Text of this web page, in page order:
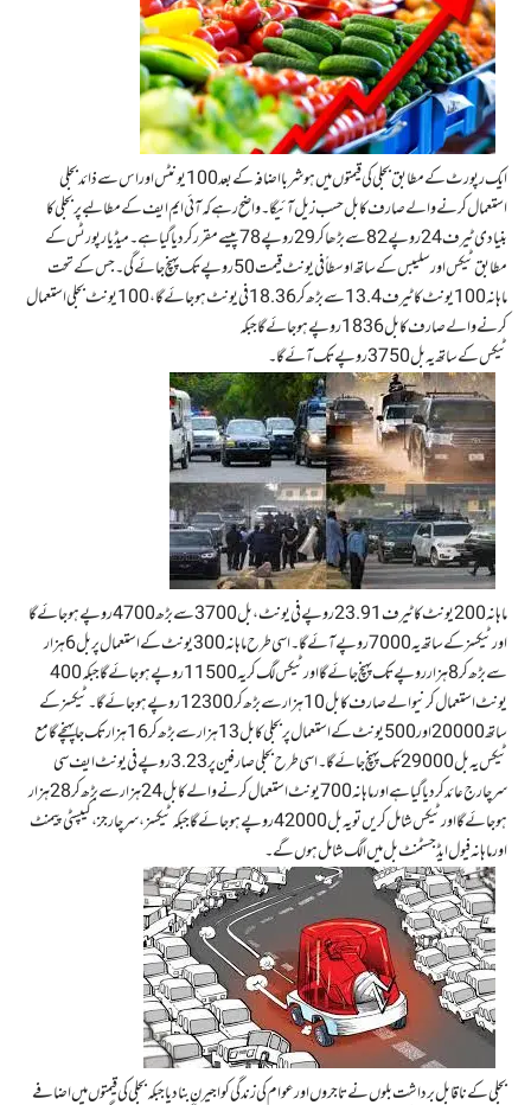
ایک رپورٹ کے مطابق بجلی کی قیمتوں میں ہوشربا اضافہ کے بعد 100 یونٹس اوراس سے ذائد بجلی
استعمال کرنے والے صارف کا بل حسب زیل آئیگا۔واضح رہے کہ آئی ایم ایف کے مطالبے پر بجلی کا
بنیادی ٹیرف 24 روپے 82 سےبڑھا کر29 روپے78 پیسے مقرر کردیا گیا ہے۔میڈیا رپورٹس کے
مطابق ٹیکس اور سلیبس کے ساتھ اوسطاً فی یونٹ قیمت 50 روپے تک پہنچ جائے گی۔ جس کے تحت
ماہانہ 100 یونٹ کا ٹیرف 13.4 سے بڑھ کر 18.36 فی یونٹ ہو جائے گا ، 100 یونٹ بجلی استعمال
کرنے والے صارف کا بل 1836روپے ہو جائے گا جبکہ
ٹیکس کے ساتھ یہ بل 3750 روپے تک آئے گا ۔
ماہانہ 200 یونٹ کا ٹیرف 23.91روپے فی یونٹ، بل 3700 سےبڑھ 4700 روپےہوجائےگا
اور ٹیكسز کے ساتھ یہ 7000 روپے آئے گا ۔اسی طرح ماہانہ 300 یونٹ کے استعمال پر بل 6 ہزار
سے بڑھ کر 8 ہزار روپےتک پہنچ جائے گا اور ٹیکس لگ کر یہ 11500 روپے ہو جائے گا جبکہ 400
یونٹ استعمال کرنیوالے صارف کا بل 10 ہزار سے بڑھ کر 12300 روپے ہو جائے گا۔ ٹیكسز کے
ساتھ 20000 اور 500 یونٹ کے استعمال پر بجلی کا بل 13 ہزار سے بڑھ کر 16 ہزار تک جا پہنچے گا مع
ٹیکس یہ بل 29000 تک پہنچ جائے گا ۔اسی طرح بجلی صارفین پر 3.23 روپے فی یونٹ ایف سی
سرچارج عائد کر دیا گیا ہے اور ماہانہ 700 یونٹ استعمال کرنے والے کا بل 24 ہزار سے بڑھ کر 28 ہزار
ہو جائے گا اور ٹیکس شامل کریں تو یہ بل 42000 روپے ہو جائے گا جبکہ ٹیکسز، سرچارجز ، کیپسٹی پیمنٹ
اور ماہانہ فیول ایڈجسٹمنٹ بل میں الگ شامل ہوں گے۔
بجلی کے ناقابل برداشت بلوں نے تاجروں اور عوام کی زندگی کو اجیرن بنا دیا جبکہ بجلی کی قیمتوں میں اضافے